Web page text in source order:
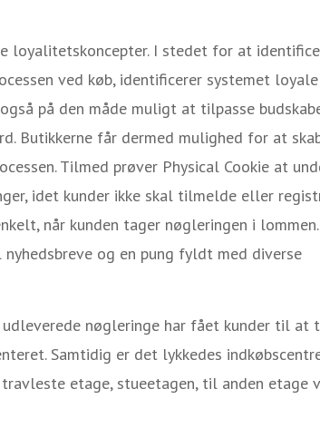
loyalitetskoncepter. I stedet for at
ved køb, identificerer systemet
på den måde muligt at tilpasse
Butikkerne får dermed mulighed for at
Tilmed prøver Physical Cookie at
idet kunder ikke skal tilmelde eller
når kunden tager nøgleringen i lommen.
og en pung fyldt med diverse
nøgleringe har fået kunder til at
Samtidig er det lykkedes
etage, stueetagen, til anden etage